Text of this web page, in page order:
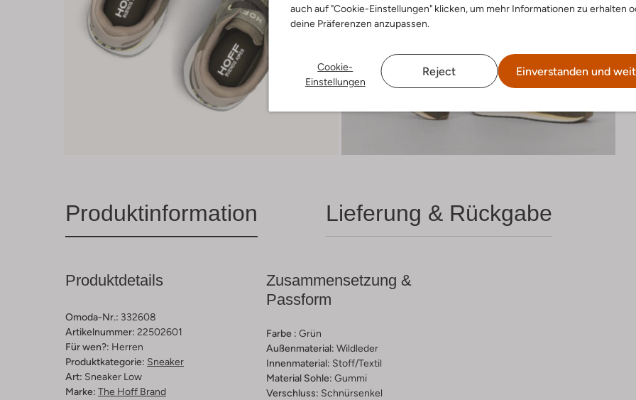
auch auf "Cookie-Einstellungen" klicken, um mehr Informationen zu erhalten
deine Präferenzen anzupassen.
Cookie-
Einstellungen
Reject Einverstanden und
Produktinformation Lieferung & Rückgabe
Produktdetails
Omoda-Nr.: 332608
Artikelnummer: 22502601
Für wen?: Herren
Produktkategorie: Sneaker
Art: Sneaker Low
Marke: The Hoff Brand
Zusammensetzung &
Passform
Farbe : Grün
Außenmaterial: Wildleder
Innenmaterial: Stoff/textil
Material Sohle: Gummi
Verschluss: Schnürsenkel